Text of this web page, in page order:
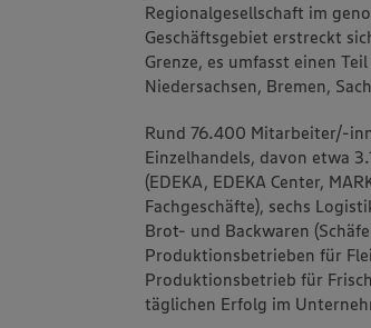
Veranstaltungskalender
Regionalgesellschaft im
Geschäftsgebiet erstreckt
Grenze, es umfasst einen
Niedersachsen, Bremen,
Rund 76.400 Mitarbeiter/-
Einzelhandels, davon etwa
(EDEKA, EDEKA Center,
Fachgeschäfte), sechs
Brot- und Backwaren
Produktionsbetrieben für
Produktionsbetrieb für
täglichen Erfolg im